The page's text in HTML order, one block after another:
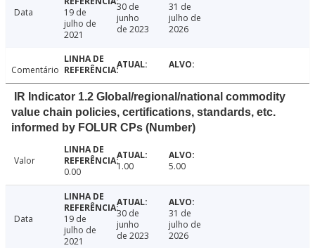
Data
19 de
julho de
2021
30 de
junho
de 2023
31 de
julho de
2026
Comentário
IR Indicator 1.2 Global/regional/national commodity
value chain policies, certifications, standards, etc.
informed by FOLUR CPs (Number)
Valor
0.00
1.00 5.00
Data
19 de
julho de
2021
30 de
junho
de 2023
31 de
julho de
2026